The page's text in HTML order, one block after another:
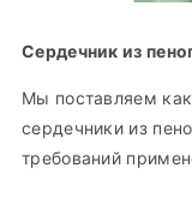
Сердечник из
Мы поставляем
сердечники из
требований